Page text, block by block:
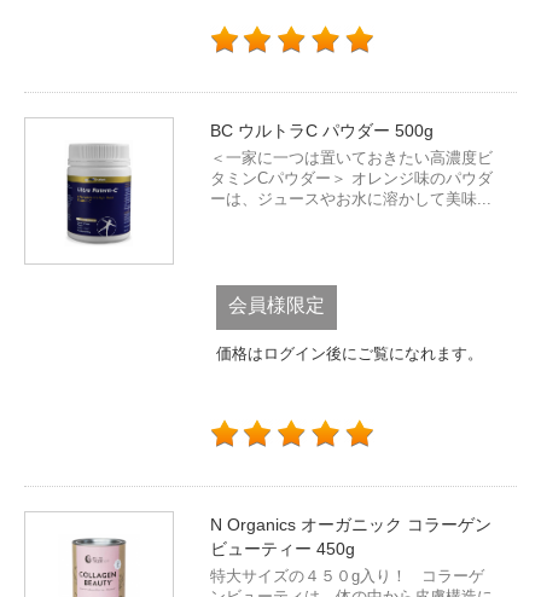
BC ウルトラC パウダー 500g
＜一家に一つは置いておきたい高濃度ビ
タミンCパウダー＞ オレンジ味のパウダ
ーは、ジュースやお水に溶かして美味...
会員様限定
価格はログイン後にご覧になれます。
N Organics オーガニック コラーゲン
ビューティー 450g
特大サイズの４５０g入り！ コラーゲ